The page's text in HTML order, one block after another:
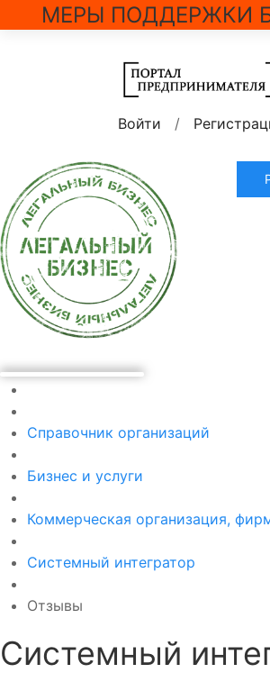
МЕРЫ ПОДДЕРЖКИ
Войти /
Справочник организаций
Бизнес и услуги
Коммерческая организация,
Системный интегратор
Отзывы
Системный